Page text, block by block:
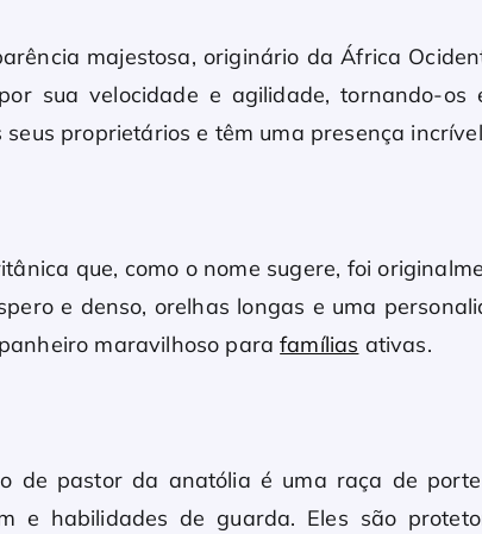
majestosa, originário da África
sua velocidade e agilidade, tornando-os
proprietários e têm uma presença
que, como o nome sugere, foi
e denso, orelhas longas e uma
maravilhoso parafamílias ativas.
de pastor da anatólia é uma raça de
e habilidades de guarda. Eles são